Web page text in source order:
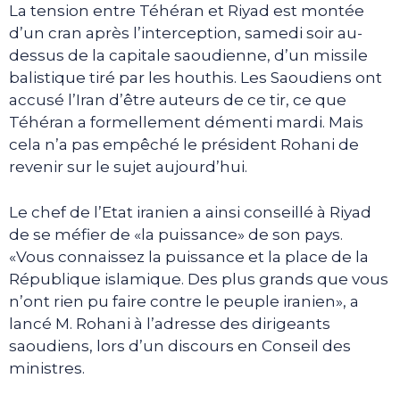
La tension entre Téhéran et Riyad est montée
d’un cran après l’interception, samedi soir au-
dessus de la capitale saoudienne, d’un missile
balistique tiré par les houthis. Les Saoudiens ont
accusé l’Iran d’être auteurs de ce tir, ce que
Téhéran a formellement démenti mardi. Mais
cela n’a pas empêché le président Rohani de
revenir sur le sujet aujourd’hui.
Le chef de l’Etat iranien a ainsi conseillé à Riyad
de se méfier de «la puissance» de son pays.
«Vous connaissez la puissance et la place de la
République islamique. Des plus grands que vous
n’ont rien pu faire contre le peuple iranien», a
lancé M. Rohani à l’adresse des dirigeants
saoudiens, lors d’un discours en Conseil des
ministres.